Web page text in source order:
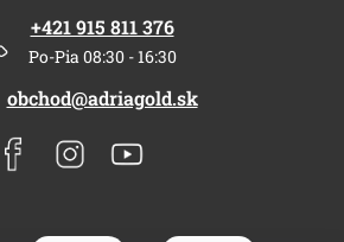
+421 915 811 376
Po-Pia 08:30 - 16:30
obchod@adriagold.sk